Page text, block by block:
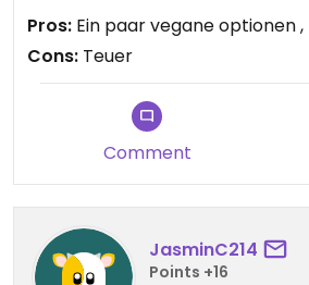
Pros: Ein paar vegane optionen
Cons: Teuer
Comment
JasminC214
Points +16